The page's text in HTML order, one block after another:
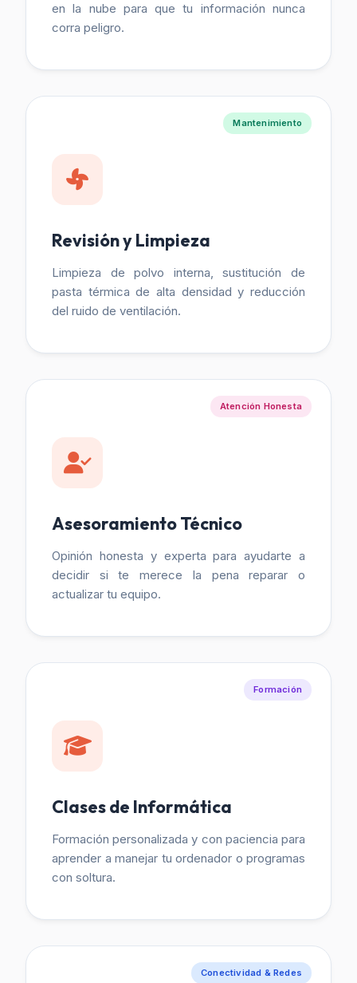
en la nube para que tu información nunca
corra peligro.
Mantenimiento
Revisión y Limpieza
Limpieza de polvo interna, sustitución de
pasta térmica de alta densidad y reducción
del ruido de ventilación.
Atención Honesta
Asesoramiento Técnico
Opinión honesta y experta para ayudarte a
decidir si te merece la pena reparar o
actualizar tu equipo.
Formación
Clases de Informática
Formación personalizada y con paciencia para
aprender a manejar tu ordenador o programas
con soltura.
Conectividad & Redes